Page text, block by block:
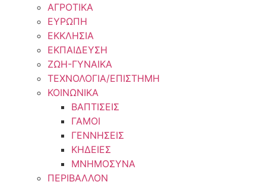
ΑΓΡΟΤΙΚΑ
ΕΥΡΩΠΗ
ΕΚΚΛΗΣΙΑ
ΕΚΠΑΙΔΕΥΣΗ
ΖΩΗ-ΓΥΝΑΙΚΑ
ΤΕΧΝΟΛΟΓΙΑ/ΕΠΙΣΤΗΜΗ
ΚΟΙΝΩΝΙΚΑ
ΒΑΠΤΙΣΕΙΣ
ΓΑΜΟΙ
ΓΕΝΝΗΣΕΙΣ
ΚΗΔΕΙΕΣ
ΜΝΗΜΟΣΥΝΑ
ΠΕΡΙΒΑΛΛΟΝ